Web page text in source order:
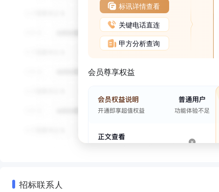
标讯详情查看
关键电话直连
甲方分析查询
会员尊享权益
招标联系人